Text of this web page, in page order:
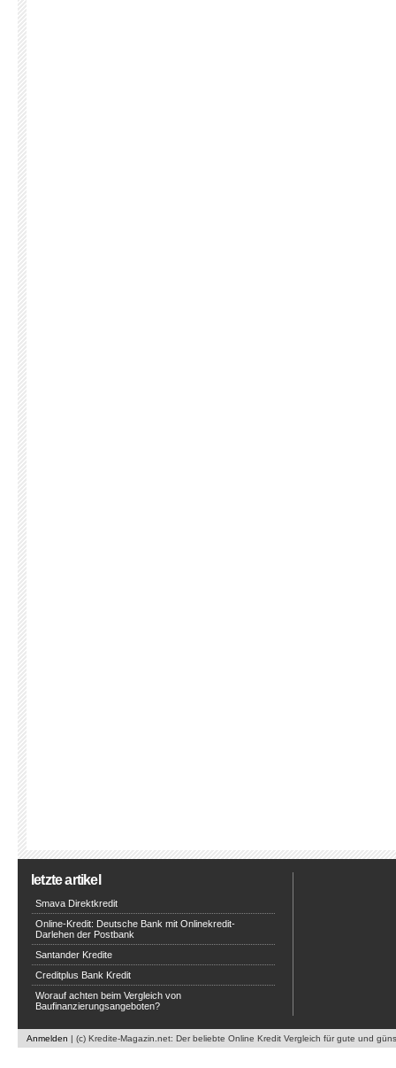
letzte artikel
Smava Direktkredit
Online-Kredit: Deutsche Bank mit Onlinekredit-
Darlehen der Postbank
Santander Kredite
Creditplus Bank Kredit
Worauf achten beim Vergleich von
Baufinanzierungsangeboten?
Anmelden | (c) Kredite-Magazin.net: Der beliebte Online Kredit Vergleich für gute und